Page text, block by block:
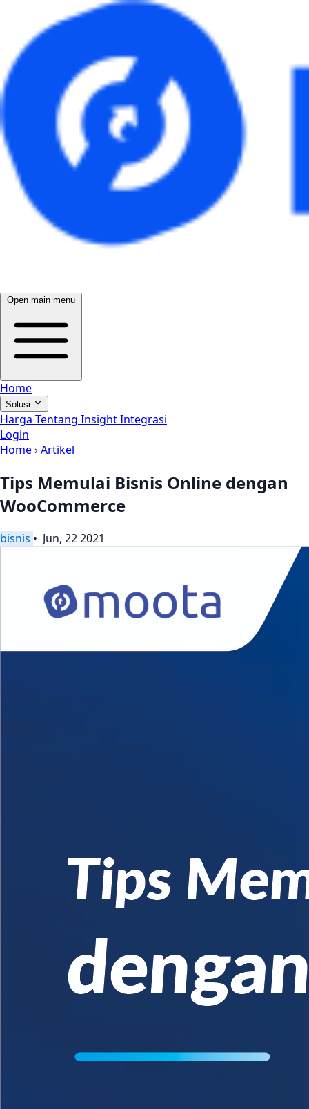
Open main menu
Home
Solusi
Harga Tentang InsightIntegrasi
Login
Home›Artikel
Tips Memulai Bisnis Online dengan
WooCommerce
bisnis • Jun, 22 2021